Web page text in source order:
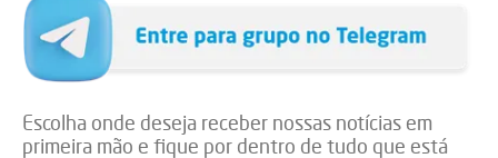
Escolha onde deseja receber nossas notícias em
primeira mão e fique por dentro de tudo que está